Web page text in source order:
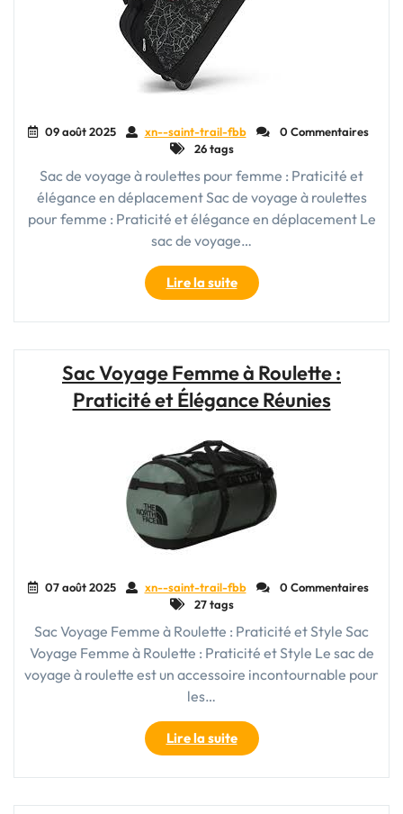
09 août 2025 xn--saint-trail-fbb
0 Commentaires
26 tags
Sac de voyage à roulettes pour femme : Praticité et
élégance en déplacement Sac de voyage à roulettes
pour femme : Praticité et élégance en déplacement Le
sac de voyage…
Lire la suite"Le
sac
de
roulettes
:
de
la
femme
moderne
Sac Voyage Femme à Roulette :
Praticité et Élégance Réunies
07 août 2025 xn--saint-trail-fbb
0 Commentaires
27 tags
Sac Voyage Femme à Roulette : Praticité et Style Sac
Voyage Femme à Roulette : Praticité et Style Le sac de
voyage à roulette est un accessoire incontournable pour
les…
Lire la suite"Sac
Voyage
Femme